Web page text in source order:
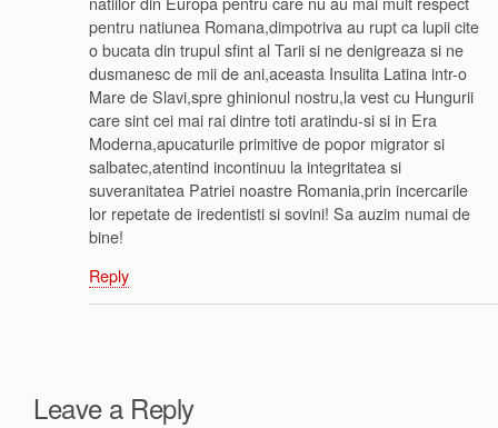
pentru natiunea Romana,dimpotriva au rupt ca lupii cite
o bucata din trupul sfint al Tarii si ne denigreaza si ne
dusmanesc de mii de ani,aceasta Insulita Latina intr-o
Mare de Slavi,spre ghinionul nostru,la vest cu Hungurii
care sint cei mai rai dintre toti aratindu-si si in Era
Moderna,apucaturile primitive de popor migrator si
salbatec,atentind incontinuu la integritatea si
suveranitatea Patriei noastre Romania,prin incercarile
lor repetate de iredentisti si sovini! Sa auzim numai de
bine!
Reply
Leave a Reply